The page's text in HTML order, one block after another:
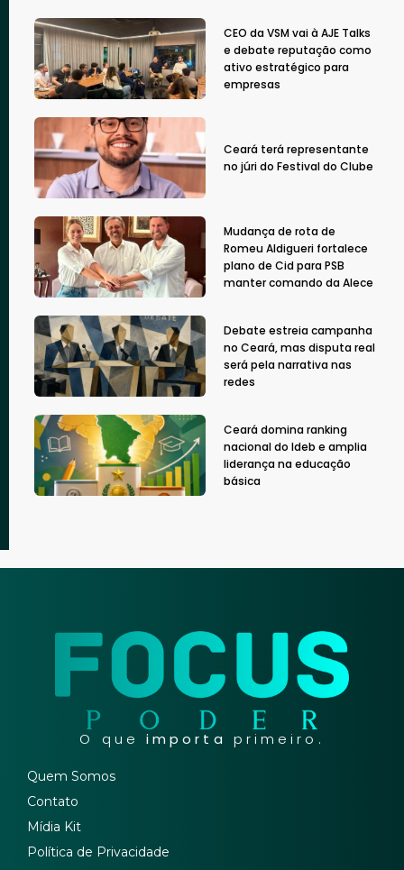
CEO da VSM vai à AJE Talks
e debate reputação como
ativo estratégico para
empresas
Ceará terá representante
no júri do Festival do Clube
Mudança de rota de
Romeu Aldigueri fortalece
plano de Cid para PSB
manter comando da Alece
Debate estreia campanha
no Ceará, mas disputa real
será pela narrativa nas
redes
Ceará domina ranking
nacional do Ideb e amplia
liderança na educação
básica
O que importa primeiro.
Quem Somos
Contato
Mídia Kit
Política de Privacidade